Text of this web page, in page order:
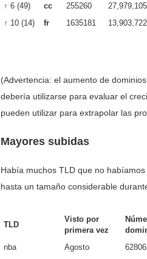
↑ 6 (49)
cc 255260
27,979,105
↑ 10 (14)
fr 1635181 13,903,722
(Advertencia: el aumento de
debería utilizarse para evaluar el
pueden utilizar para extrapolar las
Mayores subidas
Había muchos TLD que no
hasta un tamaño considerable
TLD
Visto por
primera vez
nba Agosto